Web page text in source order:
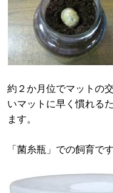
約２か月位でマットの
いマットに早く慣れる
ます。
「菌糸瓶」での飼育です